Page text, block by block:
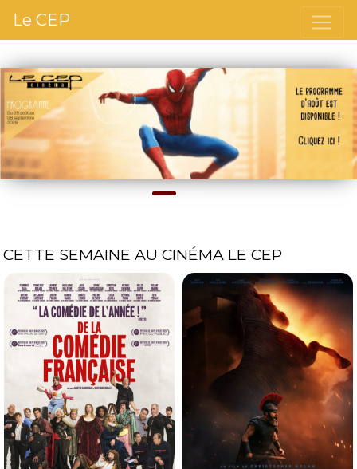
Le CEP
Précédent
CETTE SEMAINE AU CINÉMA LE CEP